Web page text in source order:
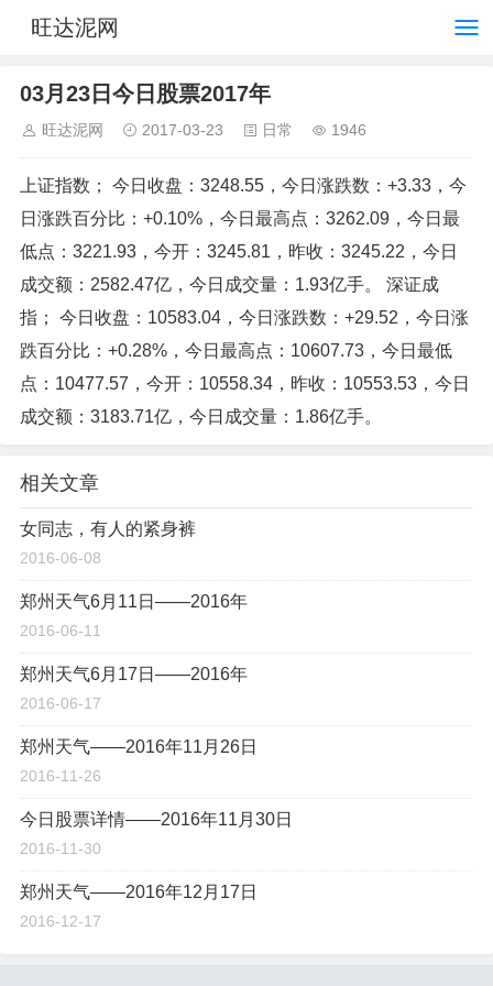
旺达泥网
03月23日今日股票2017年
旺达泥网 2017-03-23 日常 1946
上证指数； 今日收盘：3248.55，今日涨跌数：+3.33，今
日涨跌百分比：+0.10%，今日最高点：3262.09，今日最
低点：3221.93，今开：3245.81，昨收：3245.22，今日
成交额：2582.47亿，今日成交量：1.93亿手。 深证成
指； 今日收盘：10583.04，今日涨跌数：+29.52，今日涨
跌百分比：+0.28%，今日最高点：10607.73，今日最低
点：10477.57，今开：10558.34，昨收：10553.53，今日
成交额：3183.71亿，今日成交量：1.86亿手。
相关文章
女同志，有人的紧身裤
2016-06-08
郑州天气6月11日——2016年
2016-06-11
郑州天气6月17日——2016年
2016-06-17
郑州天气——2016年11月26日
2016-11-26
今日股票详情——2016年11月30日
2016-11-30
郑州天气——2016年12月17日
2016-12-17